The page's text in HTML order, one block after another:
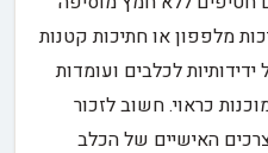
מלפפון או חתיכות קטנות
לכלבים ועומדות
כראוי. חשוב לזכור
האישיים של הכלב